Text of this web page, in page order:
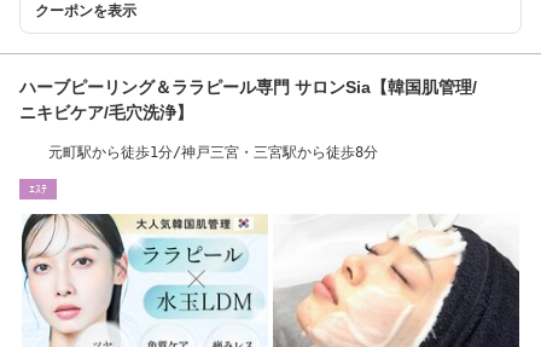
クーポンを表示
ハーブピーリング＆ララピール専門 サロンSia【韓国肌管理/
ニキビケア/毛穴洗浄】
元町駅から徒歩1分/神戸三宮・三宮駅から徒歩8分
ｴｽﾃ